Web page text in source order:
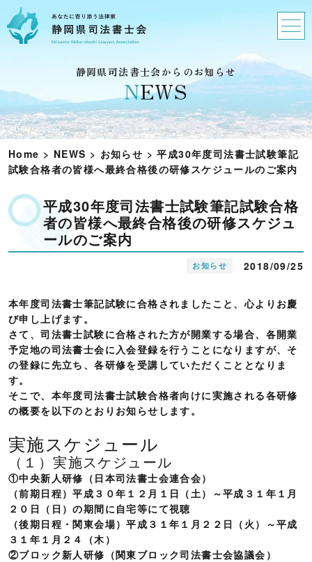
静岡県司法書士会からのお知らせ
NEWS
Home > NEWS > お知らせ >平成30年度司法書士試験筆記
試験合格者の皆様へ最終合格後の研修スケジュールのご案内
平成30年度司法書士試験筆記試験合格
者の皆様へ最終合格後の研修スケジュ
ールのご案内
お知らせ 2018/09/25
本年度司法書士筆記試験に合格されましたこと、心よりお慶
び申し上げます。
さて、司法書士試験に合格された方が開業する場合、各開業
予定地の司法書士会に入会登録を行うことになりますが、そ
の登録に先立ち、各研修を受講していただくこととなりま
す。
そこで、本年度司法書士試験合格者向けに実施される各研修
の概要を以下のとおりお知らせします。
実施スケジュール
（１）実施スケジュール
①中央新人研修（日本司法書士会連合会）
（前期日程）平成３０年１２月１日（土）～平成３１年１月
２０日（日）の期間に自宅等にて視聴
（後期日程・関東会場）平成３１年１月２２日（火）～平成
３１年１月２４（木）
②ブロック新人研修（関東ブロック司法書士会協議会）